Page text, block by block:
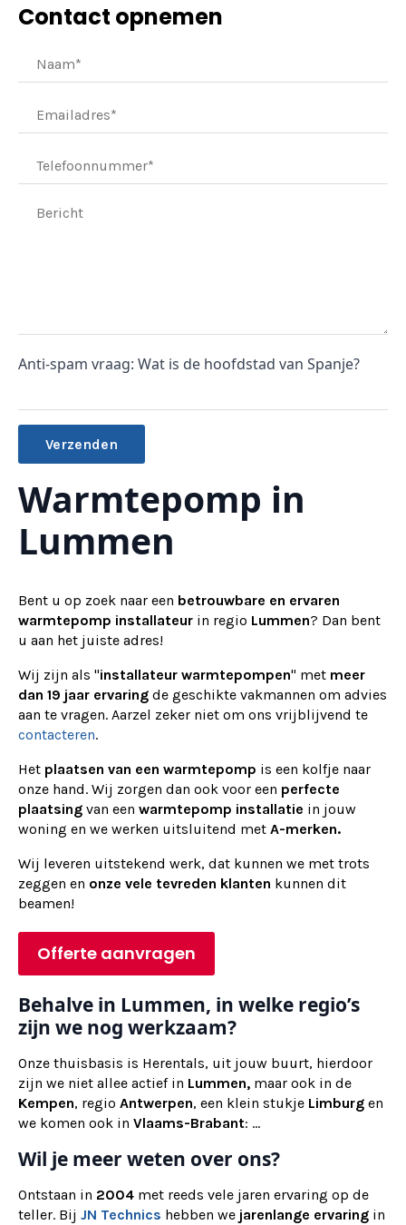
Contact opnemen
Anti-spam vraag: Wat is de hoofdstad van Spanje?
Alternative:
Warmtepomp in
Lummen
Bent u op zoek naar een betrouwbare en ervaren
warmtepomp installateur in regio Lummen? Dan bent
u aan het juiste adres!
Wij zijn als "installateur warmtepompen" met meer
dan 19 jaar ervaring de geschikte vakmannen om advies
aan te vragen. Aarzel zeker niet om ons vrijblijvend te
contacteren.
Het plaatsen van een warmtepomp is een kolfje naar
onze hand. Wij zorgen dan ook voor een perfecte
plaatsing van een warmtepomp installatie in jouw
woning en we werken uitsluitend met A-merken.
Wij leveren uitstekend werk, dat kunnen we met trots
zeggen en onze vele tevreden klanten kunnen dit
beamen!
Offerte aanvragen
Behalve in Lummen, in welke regio’s
zijn we nog werkzaam?
Onze thuisbasis is Herentals, uit jouw buurt, hierdoor
zijn we niet allee actief in Lummen, maar ook in de
Kempen, regio Antwerpen, een klein stukje Limburg en
we komen ook in Vlaams-Brabant: ...
Wil je meer weten over ons?
Ontstaan in 2004 met reeds vele jaren ervaring op de
teller. Bij JN Technics hebben we jarenlange ervaring in